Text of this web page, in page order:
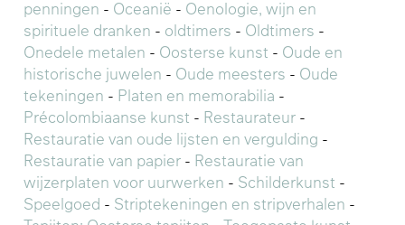
penningen - Oceanië - Oenologie, wijn en
spirituele dranken - oldtimers - Oldtimers -
Onedele metalen - Oosterse kunst - Oude en
historische juwelen - Oude meesters - Oude
tekeningen - Platen en memorabilia -
Précolombiaanse kunst - Restaurateur -
Restauratie van oude lijsten en vergulding -
Restauratie van papier - Restauratie van
wijzerplaten voor uurwerken - Schilderkunst -
Speelgoed - Striptekeningen en stripverhalen -